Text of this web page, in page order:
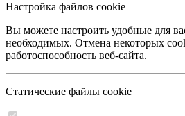
Настройка файлов cookie
Вы можете настроить удобные для
необходимых. Отмена некоторых
работоспособность веб-сайта.
Статические файлы cookie